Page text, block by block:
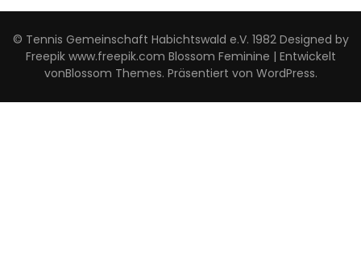
© Tennis Gemeinschaft Habichtswald e.V. 1982 Designed by
Freepik www.freepik.com Blossom Feminine | Entwickelt
vonBlossom Themes. Präsentiert von WordPress.